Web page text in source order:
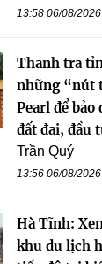
13:58 06/08/2026
Thanh tra
những “nút
Pearl để
đất đai, đầu
Trần Quý
13:56 06/08/2026
Hà Tĩnh:
khu du lịch